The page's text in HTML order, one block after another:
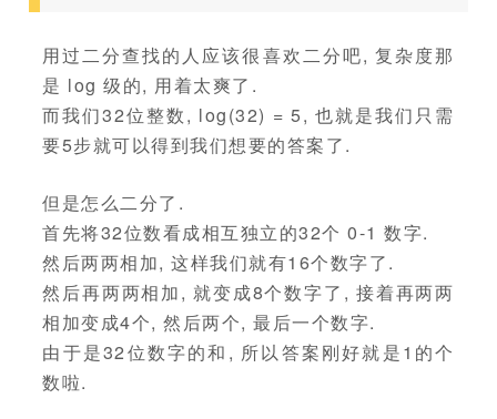
用过二分查找的人应该很喜欢二分吧, 复杂度那
是 log 级的, 用着太爽了.
而我们32位整数, log(32) = 5, 也就是我们只需
要5步就可以得到我们想要的答案了.
但是怎么二分了.
首先将32位数看成相互独立的32个 0-1 数字.
然后两两相加, 这样我们就有16个数字了.
然后再两两相加, 就变成8个数字了, 接着再两两
相加变成4个, 然后两个, 最后一个数字.
由于是32位数字的和, 所以答案刚好就是1的个
数啦.